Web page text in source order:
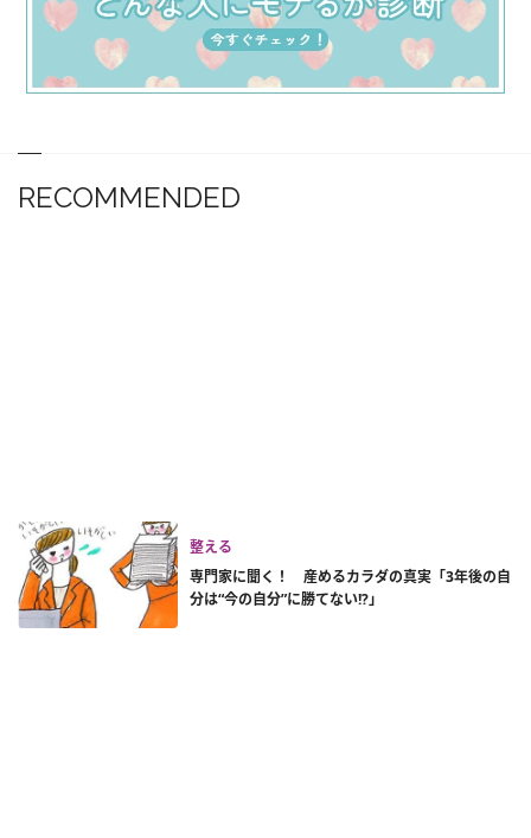
RECOMMENDED
整える
専門家に聞く！ 産めるカラダの真実「3年後の自
分は“今の自分”に勝てない!?」